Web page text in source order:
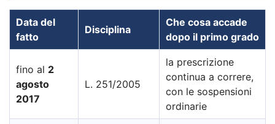
Data del
fatto
Disciplina
Che cosa accade
dopo il primo grado
fino al 2
agosto
2017
L. 251/2005
la prescrizione
continua a correre,
con le sospensioni
ordinarie